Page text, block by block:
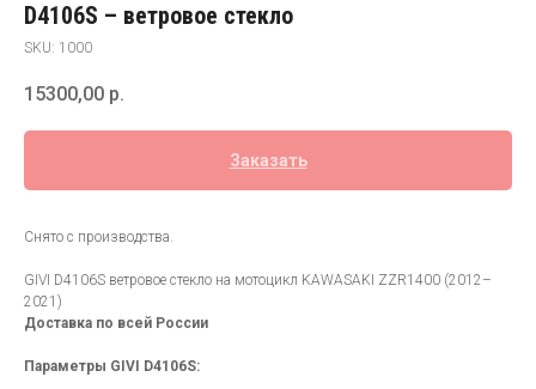
D4106S – ветровое стекло
SKU: 1000
15300,00 р.
Заказать
Снято с производства.
GIVI D4106S ветровое стекло на мотоцикл KAWASAKI ZZR1400 (2012–
2021)
Доставка по всей России
Параметры GIVI D4106S: